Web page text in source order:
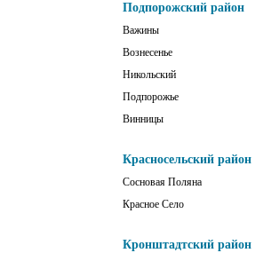
Подпорожский район
Важины
Вознесенье
Никольский
Подпорожье
Винницы
Красносельский район
Сосновая Поляна
Красное Село
Кронштадтский район